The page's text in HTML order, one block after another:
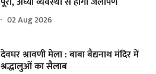
02 Aug 2026
देवघर श्रावणी मेला : बाबा बैद्यनाथ मंदिर में
श्रद्धालुओं का सैलाब